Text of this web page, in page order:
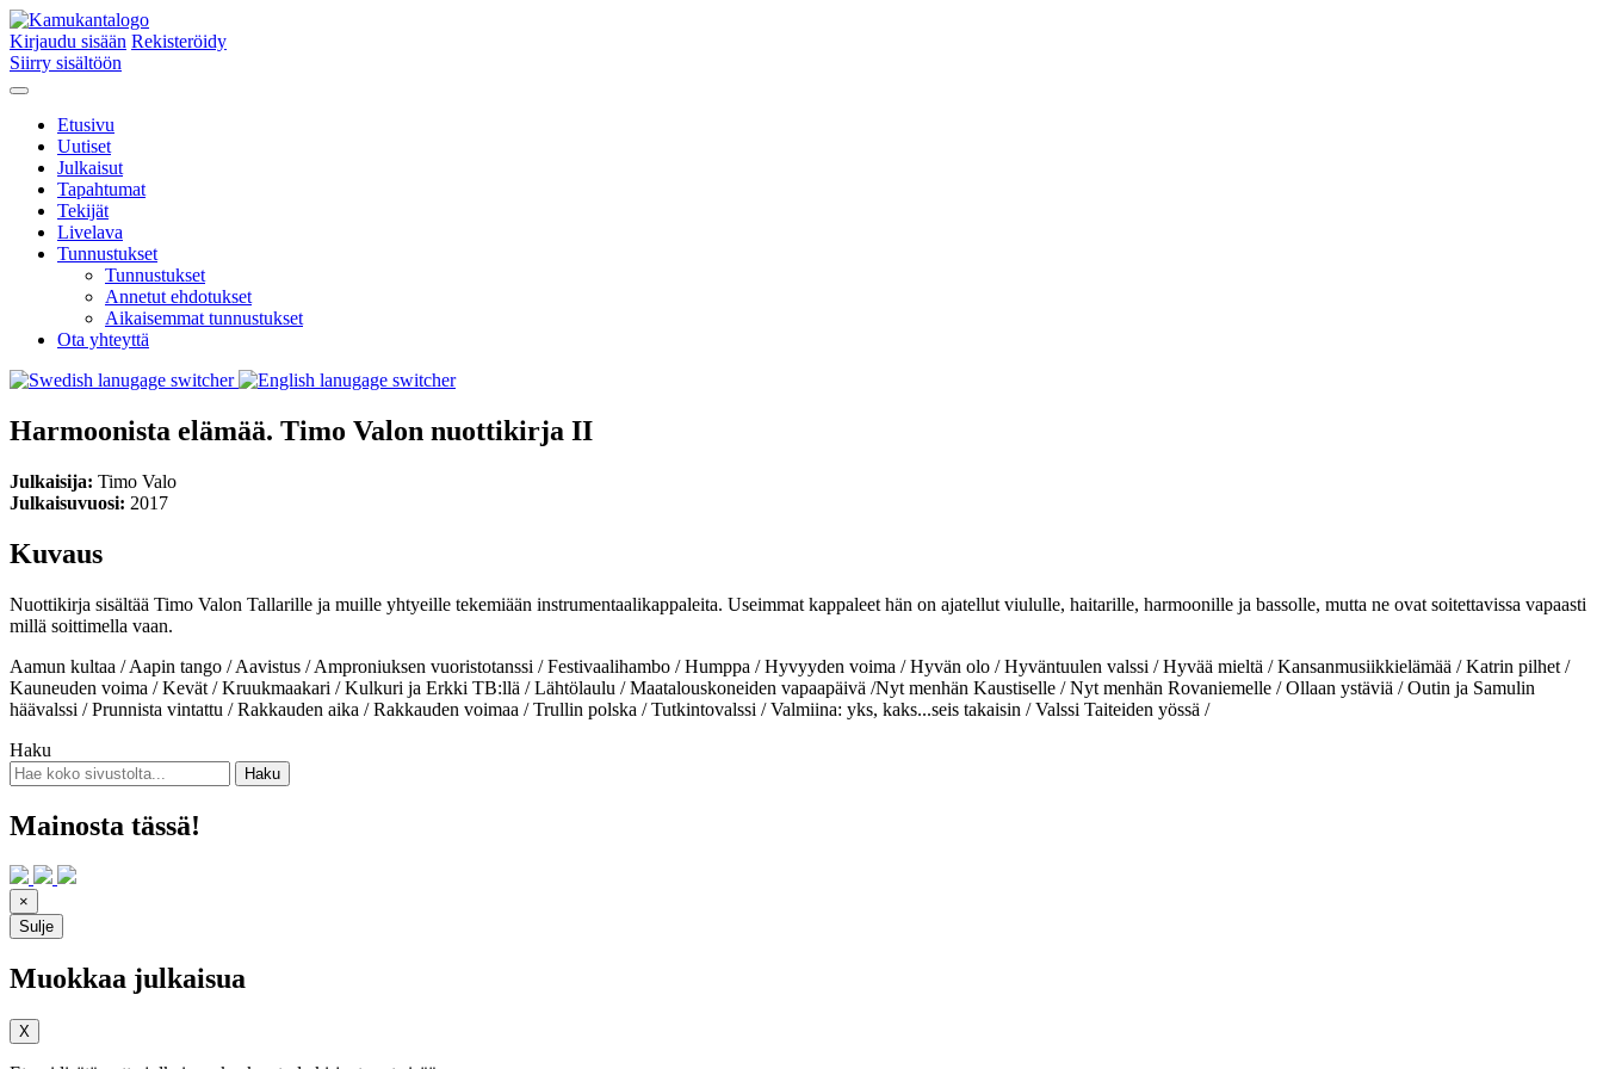
Kirjaudu sisään Rekisteröidy
Siirry sisältöön
Etusivu
Uutiset
Julkaisut
Tapahtumat
Tekijät
Livelava
Tunnustukset
Tunnustukset
Annetut ehdotukset
Aikaisemmat tunnustukset
Ota yhteyttä
Harmoonista elämää. Timo Valon nuottikirja II
Julkaisija: Timo Valo
Julkaisuvuosi: 2017
Kuvaus
Nuottikirja sisältää Timo Valon Tallarille ja muille yhtyeille tekemiään instrumentaalikappaleita. Useimmat kappaleet hän on ajatellut viululle, haitarille, harmoonille ja bassolle, mutta ne ovat soitettavissa vapaasti
millä soittimella vaan.
Aamun kultaa / Aapin tango / Aavistus / Amproniuksen vuoristotanssi / Festivaalihambo / Humppa / Hyvyyden voima / Hyvän olo / Hyväntuulen valssi / Hyvää mieltä / Kansanmusiikkielämää / Katrin pilhet /
Kauneuden voima / Kevät / Kruukmaakari / Kulkuri ja Erkki TB:llä / Lähtölaulu / Maatalouskoneiden vapaapäivä /Nyt menhän Kaustiselle / Nyt menhän Rovaniemelle / Ollaan ystäviä / Outin ja Samulin
häävalssi / Prunnista vintattu / Rakkauden aika / Rakkauden voimaa / Trullin polska / Tutkintovalssi / Valmiina: yks, kaks...seis takaisin / Valssi Taiteiden yössä /
Haku
Mainosta tässä!
×
Sulje
Muokkaa julkaisua
X